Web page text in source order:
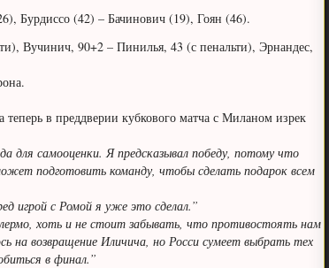
Бурдиссо (42) – Бачинович (19), Гоян (46).
Вучинич, 90+2 – Пинилья, 43 (с пенальти), Эрнандес,
в преддверии кубкового матча с Миланом изрек
для самооценки. Я предсказывал победу, потому что
подготовить команду, чтобы сделать подарок всем
игрой с Ромой я уже это сделал.”
хоть и не стоит забывать, что противостоять нам
на возвращение Иличича, но Росси сумеет выбрать тех
в финал.”